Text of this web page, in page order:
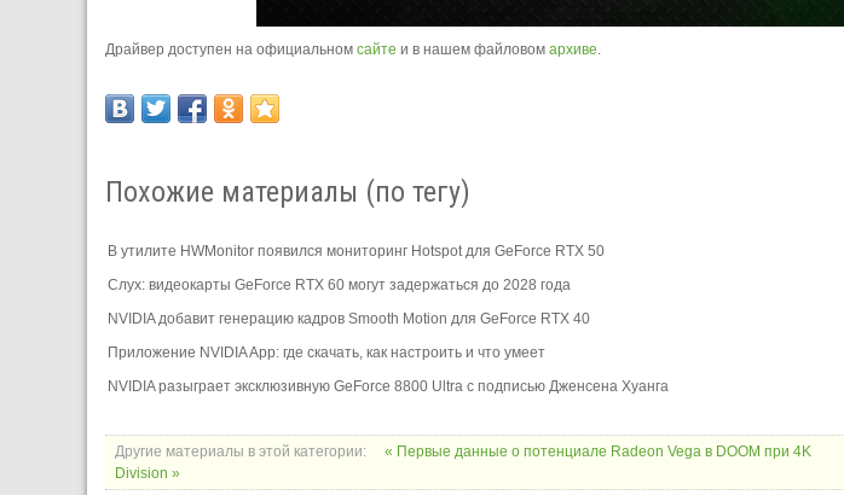
Драйвер доступен на официальном сайте и в нашем файловом архиве.
Похожие материалы (по тегу)
В утилите HWMonitor появился мониторинг Hotspot для GeForce RTX 50
Слух: видеокарты GeForce RTX 60 могут задержаться до 2028 года
NVIDIA добавит генерацию кадров Smooth Motion для GeForce RTX 40
Приложение NVIDIA App: где скачать, как настроить и что умеет
NVIDIA разыграет эксклюзивную GeForce 8800 Ultra с подписью Дженсена Хуанга
Другие материалы в этой категории: « Первые данные о потенциале Radeon Vega в DOOM при 4K
Division »